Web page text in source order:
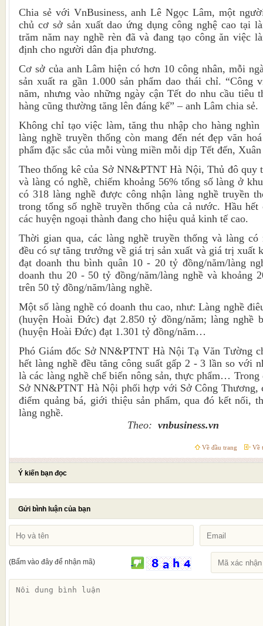
Chia sẻ với VnBusiness, anh Lê Ngọc Lâm, một
chủ cơ sở sản xuất dao ứng dụng công nghệ cao tại
trăm năm nay nghề rèn đã và đang tạo công ăn việc
định cho người dân địa phương.
Cơ sở của anh Lâm hiện có hơn 10 công nhân, mỗi
sản xuất ra gần 1.000 sản phẩm dao thái chỉ. “Công
năm, nhưng vào những ngày cận Tết do nhu cầu tiêu
hàng cũng thường tăng lên đáng kể” – anh Lâm chia sẻ.
Không chỉ tạo việc làm, tăng thu nhập cho hàng
làng nghề truyền thống còn mang đến nét đẹp văn
phẩm đặc sắc của mỗi vùng miền mỗi dịp Tết đến,
Theo thống kê của Sở NN&PTNT Hà Nội, Thủ đô quy
và làng có nghề, chiếm khoảng 56% tổng số làng ở
có 318 làng nghề được công nhận làng nghề truyền
trong tổng số nghề truyền thống của cả nước. Hầu
các huyện ngoại thành đang cho hiệu quả kinh tế cao.
Thời gian qua, các làng nghề truyền thống và làng
đều có sự tăng trưởng về giá trị sản xuất và giá trị xuất
đạt doanh thu bình quân 10 - 20 tỷ đồng/năm/làng
doanh thu 20 - 50 tỷ đồng/năm/làng nghề và khoảng
trên 50 tỷ đồng/năm/làng nghề.
Một số làng nghề có doanh thu cao, như: Làng nghề
(huyện Hoài Đức) đạt 2.850 tỷ đồng/năm; làng nghề
(huyện Hoài Đức) đạt 1.301 tỷ đồng/năm…
Phó Giám đốc Sở NN&PTNT Hà Nội Tạ Văn Tường
hết làng nghề đều tăng công suất gấp 2 - 3 lần so với
là các làng nghề chế biến nông sản, thực phẩm…
Sở NN&PTNT Hà Nội phối hợp với Sở Công Thương,
điểm quảng bá, giới thiệu sản phẩm, qua đó kết nối,
làng nghề.
Theo: vnbusiness.vn
Về đầu trang Về
Ý kiến bạn đọc
Gửi bình luận của bạn
(Bấm vào đây để nhận mã)